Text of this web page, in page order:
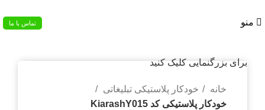
منو
تماس با ما
برای بزرگنمایی کلیک کنید
خانه
خودکار پلاستیکی تبلیغاتی
خودکار پلاستیکی کد KiarashY015